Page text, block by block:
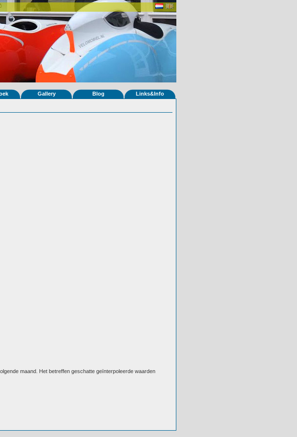
Gallery Blog Links&Info
maand. Het betreffen geschatte geïnterpoleerde waarden